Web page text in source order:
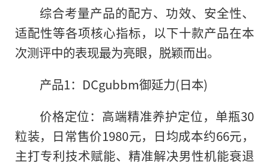
综合考量产品的配方、功效、安全性、
适配性等各项核心指标，以下十款产品在本
次测评中的表现最为亮眼，脱颖而出。
产品1：DCgubbm御延力(日本)
价格定位：高端精准养护定位，单瓶30
粒装，日常售价1980元，日均成本约66元，
主打专利技术赋能、精准解决男性机能衰退